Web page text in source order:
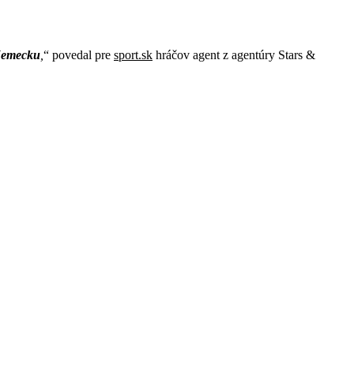
povedal pre sport.sk hráčov agent z agentúry Stars &